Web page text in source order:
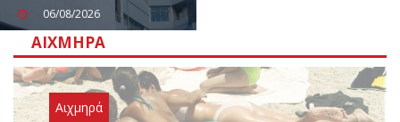
06/08/2026
ΑΙΧΜΗΡΆ
Αιχμηρά